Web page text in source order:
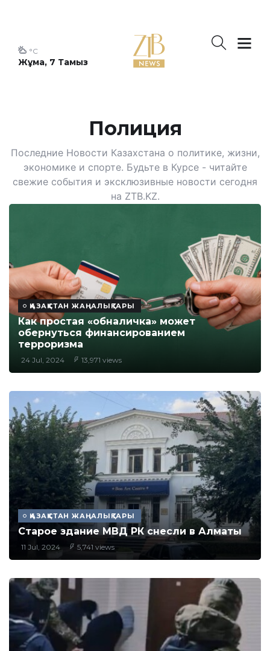
Жұма, 7 Тамыз
°C
Полиция
Последние Новости Казахстана о политике, жизни,
экономике и спорте. Будьте в Курсе - читайте
свежие события и эксклюзивные новости сегодня
на ZTB.KZ.
ҚАЗАҚСТАН ЖАҢАЛЫҚТАРЫ
Как простая «обналичка» может
обернуться финансированием
терроризма
24 Jul, 2024 13,971 views
ҚАЗАҚСТАН ЖАҢАЛЫҚТАРЫ
Старое здание МВД РК снесли в Алматы
11 Jul, 2024 5,741 views